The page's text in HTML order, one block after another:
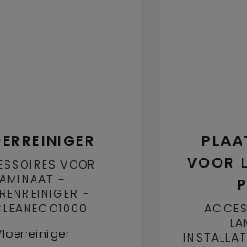
VOOR
VOOR